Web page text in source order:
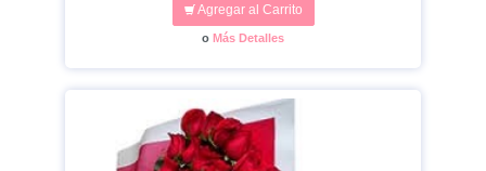
Agregar al Carrito
o Más Detalles